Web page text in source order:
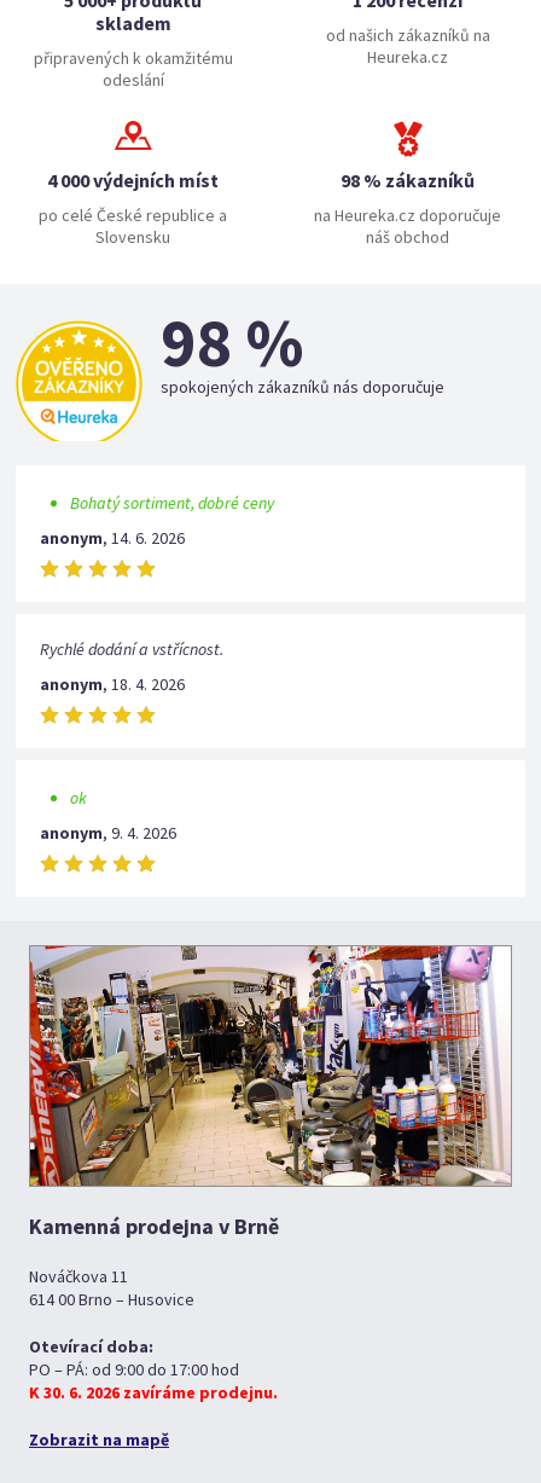
skladem
připravených k okamžitému
odeslání
od našich zákazníků na
Heureka.cz
4 000 výdejních míst
po celé České republice a
Slovensku
98 % zákazníků
na Heureka.cz doporučuje
náš obchod
98 %
spokojených zákazníků nás doporučuje
Bohatý sortiment, dobré ceny
anonym,14. 6. 2026
Rychlé dodání a vstřícnost.
anonym,18. 4. 2026
ok
anonym,9. 4. 2026
Kamenná prodejna v Brně
Nováčkova 11
614 00 Brno – Husovice
Otevírací doba:
PO – PÁ: od 9:00 do 17:00 hod
K 30. 6. 2026 zavíráme prodejnu.
Zobrazit na mapě